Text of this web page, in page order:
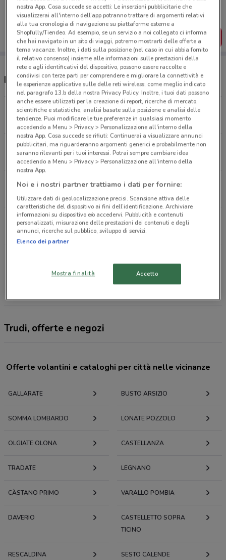
Puoi trovare le migliori offerte dei negozi vicino a te,
salvarle e creare la tua lista del risparmio, comodamente
dal tuo cellulare.
SCARICA L’APP
Negozi Trudi a Gallarate
VIA TROMBINI, 3 Gallarate
239 m
VIA SAN GREGORIO 4C Busto Arsizio
7.2 km
Via Sempione, 129 Castelletto Sopra Ticino
15.5 km
Via Palestro, 62 Inveruno
16.9 km
18.7 km
Trudi, offerte e negozi
Offerte volantini e cataloghi per città nelle vicinanze
GALLARATE BUSTO ARSIZIO
SOMMA LOMBARDO LONATE POZZOLO
OLGIATE OLONA CASTELLANZA
TRADATE LEGNANO
CÀSTANO PRIMO VARALLO POMBIA
DAVERIO
CASTELLETTO SOPRA
TICINO
RESCALDINA SESTO CALENDE
nostra App. Cosa succede se accetti: Le inserzioni pubblicitarie che
visualizzerai all'interno dell’app potranno trattare di argomenti relativi
alla tua cronologia di navigazione su piattaforme esterne a
Shopfully/Tiendeo. Ad esempio, se un servizio a noi collegato ci informa
che hai navigato in un sito di viaggi, potremo mostrarti delle offerte a
tema vacanze. Inoltre, i dati sulla posizione (nel caso in cui abbia fornito
il relativo consenso) insieme alle informazioni sulle prestazioni della
rete e agli identificativi del dispositivo, possono essere raccolte e
condivisi con terze parti per comprendere e migliorare la connettività e
le esperienze applicative sulle delle reti wireless, come meglio indicato
nel paragrafo 13.b della nostra Privacy Policy. Inoltre, i tuoi dati possono
anche essere utilizzati per la creazione di report, ricerche di mercato,
scientifiche e statistiche, analisi basate sulla posizione e analisi delle
tendenze. Puoi modificare le tue preferenze in qualsiasi momento
accedendo a Menu > Privacy > Personalizzazione all'interno della
nostra App. Cosa succede se rifiuti: Continuerai a visualizzare annunci
pubblicitari, ma riguarderanno argomenti generici e probabilmente non
saranno rilevanti per i tuoi interessi. Potrai sempre cambiare idea
accedendo a Menu > Privacy > Personalizzazione all'interno della
nostra App.
Noi e i nostri partner trattiamo i dati per fornire:
Utilizzare dati di geolocalizzazione precisi. Scansione attiva delle
caratteristiche del dispositivo ai fini dell’identificazione. Archiviare
informazioni su dispositivo e/o accedervi. Pubblicità e contenuti
personalizzati, misurazione delle prestazioni dei contenuti e degli
annunci, ricerche sul pubblico, sviluppo di servizi.
Elenco dei partner
Mostra finalità Accetto